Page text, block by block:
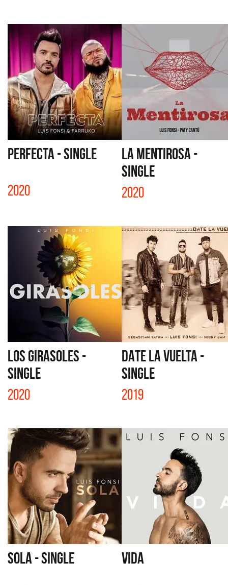
PERFECTA - SINGLE
2020
LA MENTIROSA -
SINGLE
2020
LOS GIRASOLES -
SINGLE
2020
DATE LA VUELTA -
SINGLE
2019
SOLA - SINGLE VIDA